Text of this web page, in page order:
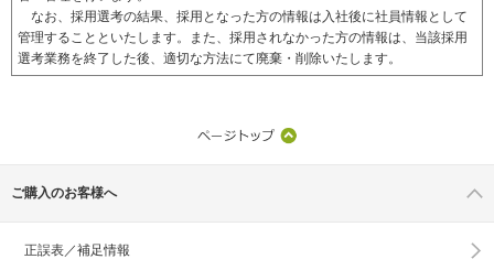
なお、採用選考の結果、採用となった方の情報は入社後に社員情報として
管理することといたします。また、採用されなかった方の情報は、当該採用
選考業務を終了した後、適切な方法にて廃棄・削除いたします。
ご購入のお客様へ
正誤表／補足情報